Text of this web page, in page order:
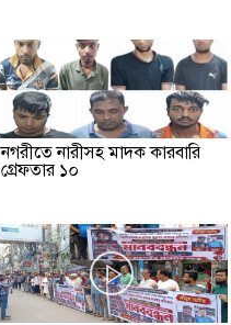
নগরীতে নারীসহ মাদক কারবারি
গ্রেফতার ১০